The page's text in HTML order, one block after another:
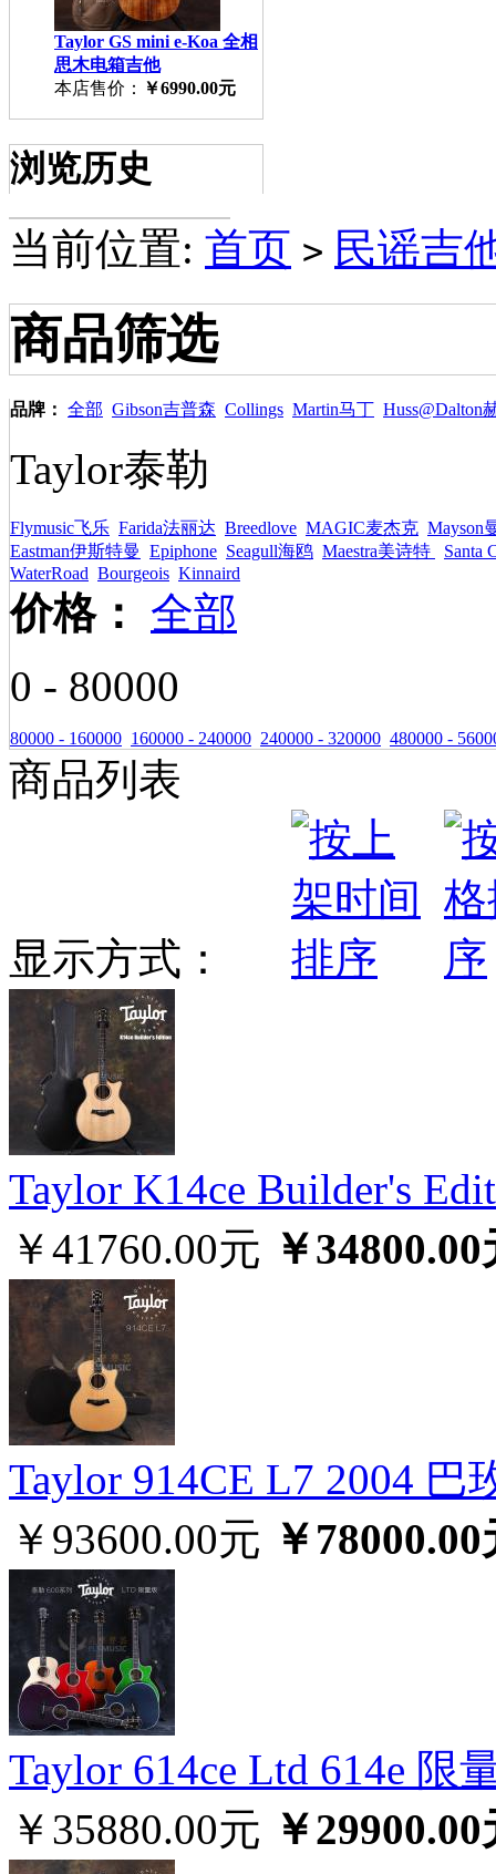
Taylor GS mini e-Koa 全相
思木电箱吉他
本店售价： ￥6990.00元
浏览历史
当前位置: 首页 > 民谣吉
商品筛选
品牌： 全部 Gibson吉普森 Collings Martin马丁 Huss@Dalton
Taylor泰勒
Flymusic飞乐 Farida法丽达 Breedlove MAGIC麦杰克 Mayson
Eastman伊斯特曼 Epiphone Seagull海鸥 Maestra美诗特
Santa
WaterRoad Bourgeois Kinnaird
价格：
全部
0 - 80000
80000 - 160000 160000 - 240000 240000 - 320000 480000 -
商品列表
显示方式：
Taylor K14ce Builder's
￥41760.00元 ￥34800.00
Taylor 914CE L7 2004
￥93600.00元 ￥78000.00
Taylor 614ce Ltd 614e 限
￥35880.00元 ￥29900.00